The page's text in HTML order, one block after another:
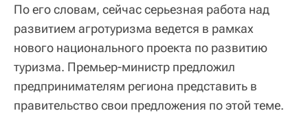
По его словам, сейчас серьезная работа над
развитием агротуризма ведется в рамках
нового национального проекта по развитию
туризма. Премьер-министр предложил
предпринимателям региона представить в
правительство свои предложения по этой теме.